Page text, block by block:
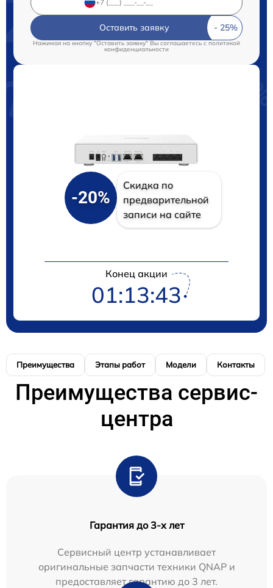
Оставить заявку
Нажимая на кнопку "Оставить заявку" Вы соглашаетесь cполитикой
конфиденциальности
-20%
Скидка по
предварительной
записи на сайте
Конец акции
01:13:43
Преимущества Этапы работ Модели Контакты
Преимущества сервис-
центра
Гарантия до 3-х лет
Сервисный центр устанавливает
оригинальные запчасти техники QNAP и
предоставляет гарантию до 3 лет.